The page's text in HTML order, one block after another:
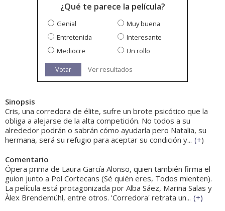
¿Qué te parece la película?
Genial
Muy buena
Entretenida
Interesante
Mediocre
Un rollo
Votar Ver resultados
Sinopsis
Cris, una corredora de élite, sufre un brote psicótico que la
obliga a alejarse de la alta competición. No todos a su
alrededor podrán o sabrán cómo ayudarla pero Natalia, su
hermana, será su refugio para aceptar su condición y... (+)
Comentario
Ópera prima de Laura García Alonso, quien también firma el
guion junto a Pol Cortecans (Sé quién eres, Todos mienten).
La película está protagonizada por Alba Sáez, Marina Salas y
Àlex Brendemühl, entre otros. 'Corredora' retrata un... (+)